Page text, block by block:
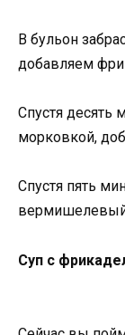
В бульон
добавляем
Спустя десять
морковкой,
Спустя пять
вермишелевый
Суп с